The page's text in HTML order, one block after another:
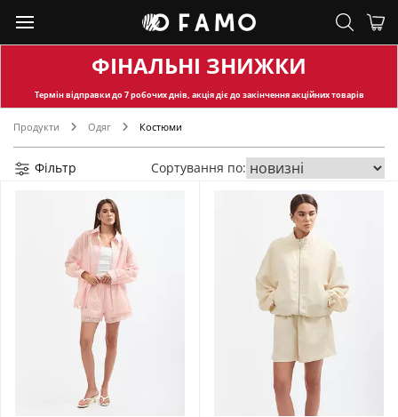
ФІНАЛЬНІ ЗНИЖКИ
Термін відправкидо 7 робочих днів, акція діє до закінчення акційних товарів
Продукти Одяг Костюми
Фільтр Сортування по: